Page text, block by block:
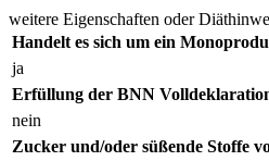
weitere Eigenschaften oder
Handelt es sich um ein
ja
Erfüllung der BNN
nein
Zucker und/oder süßende Stoffe